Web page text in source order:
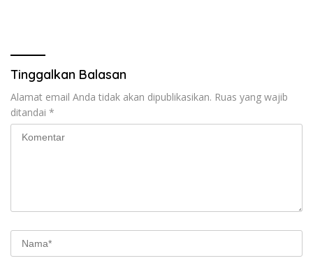
Tinggalkan Balasan
Alamat email Anda tidak akan dipublikasikan. Ruas yang wajib
ditandai *